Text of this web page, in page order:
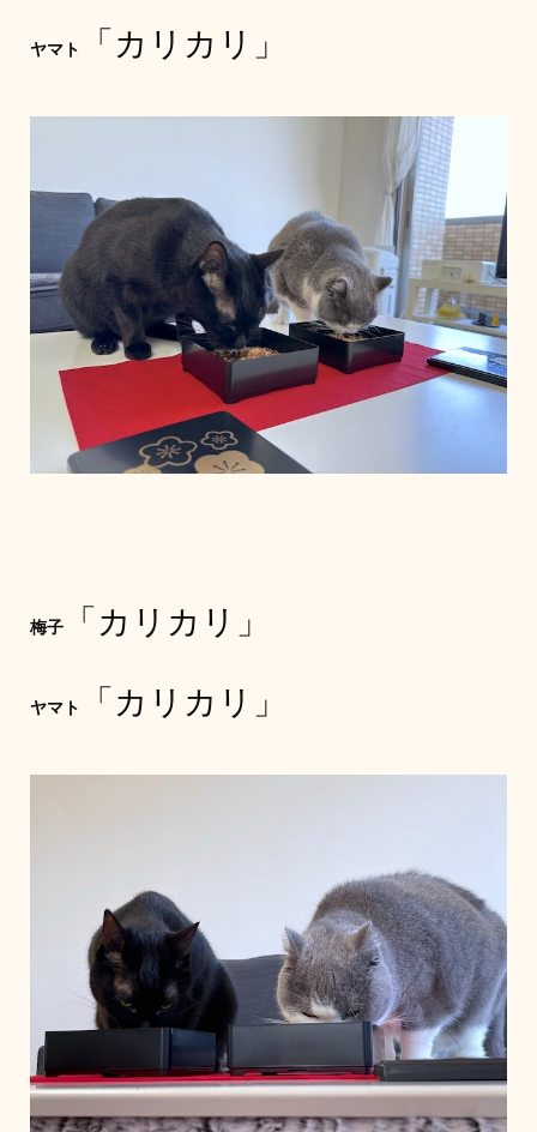
ヤマト 「カリカリ」
梅子「カリカリ」
ヤマト 「カリカリ」